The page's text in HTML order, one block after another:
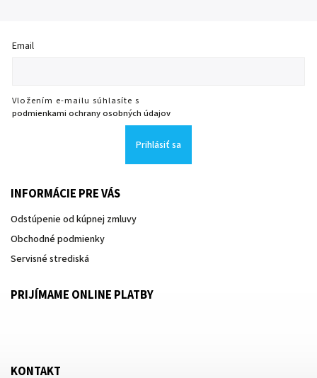
Email
Vložením e-mailu súhlasíte s
podmienkami ochrany osobných údajov
Prihlásiť sa
INFORMÁCIE PRE VÁS
Odstúpenie od kúpnej zmluvy
Obchodné podmienky
Servisné strediská
PRIJÍMAME ONLINE PLATBY
KONTAKT